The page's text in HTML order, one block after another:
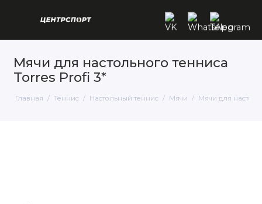
Мячи для настольного тенниса
Torres Profi 3*
Главная Теннис Настольный теннис Мячи Мячи для